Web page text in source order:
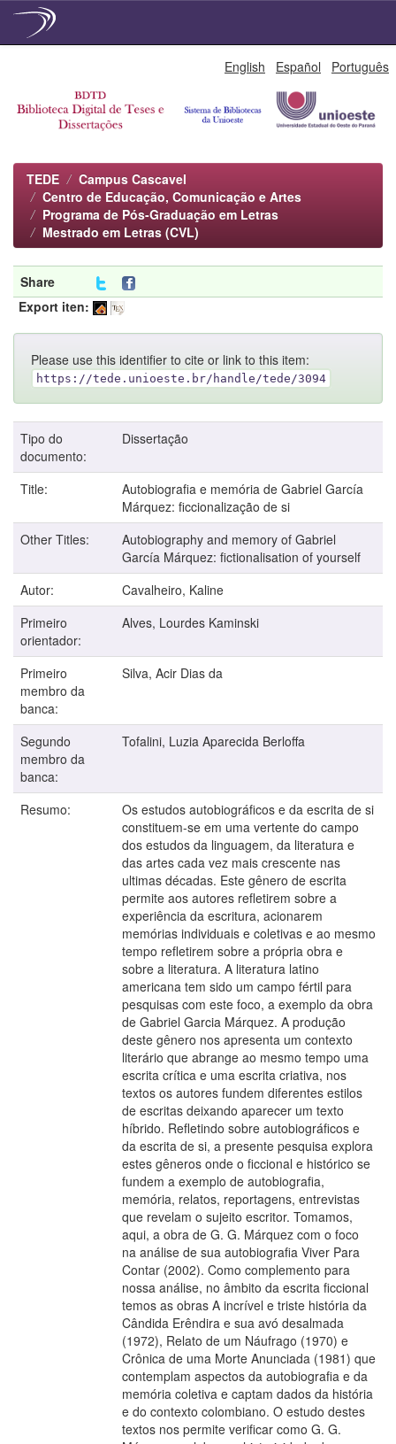
English Español Português
TEDE
Campus Cascavel
Centro de Educação, Comunicação e Artes
Programa de Pós-Graduação em Letras
Mestrado em Letras (CVL)
Share
Export iten:
Please use this identifier to cite or link to this item:
https://tede.unioeste.br/handle/tede/3094
Tipo do
documento:
Dissertação
Title:
Autobiografia e memória de Gabriel García
Márquez: ficcionalização de si
Other Titles:
Autobiography and memory of Gabriel
García Márquez: fictionalisation of yourself
Autor:
Cavalheiro, Kaline
Primeiro
orientador:
Alves, Lourdes Kaminski
Primeiro
membro da
banca:
Silva, Acir Dias da
Segundo
membro da
banca:
Tofalini, Luzia Aparecida Berloffa
Resumo:
Os estudos autobiográficos e da escrita de si
constituem-se em uma vertente do campo
dos estudos da linguagem, da literatura e
das artes cada vez mais crescente nas
ultimas décadas. Este gênero de escrita
permite aos autores refletirem sobre a
experiência da escritura, acionarem
memórias individuais e coletivas e ao mesmo
tempo refletirem sobre a própria obra e
sobre a literatura. A literatura latino
americana tem sido um campo fértil para
pesquisas com este foco, a exemplo da obra
de Gabriel Garcia Márquez. A produção
deste gênero nos apresenta um contexto
literário que abrange ao mesmo tempo uma
escrita crítica e uma escrita criativa, nos
textos os autores fundem diferentes estilos
de escritas deixando aparecer um texto
híbrido. Refletindo sobre autobiográficos e
da escrita de si, a presente pesquisa explora
estes gêneros onde o ficcional e histórico se
fundem a exemplo de autobiografia,
memória, relatos, reportagens, entrevistas
que revelam o sujeito escritor. Tomamos,
aqui, a obra de G. G. Márquez com o foco
na análise de sua autobiografia Viver Para
Contar (2002). Como complemento para
nossa análise, no âmbito da escrita ficcional
temos as obras A incrível e triste história da
Cândida Erêndira e sua avó desalmada
(1972), Relato de um Náufrago (1970) e
Crônica de uma Morte Anunciada (1981) que
contemplam aspectos da autobiografia e da
memória coletiva e captam dados da história
e do contexto colombiano. O estudo destes
textos nos permite verificar como G. G.